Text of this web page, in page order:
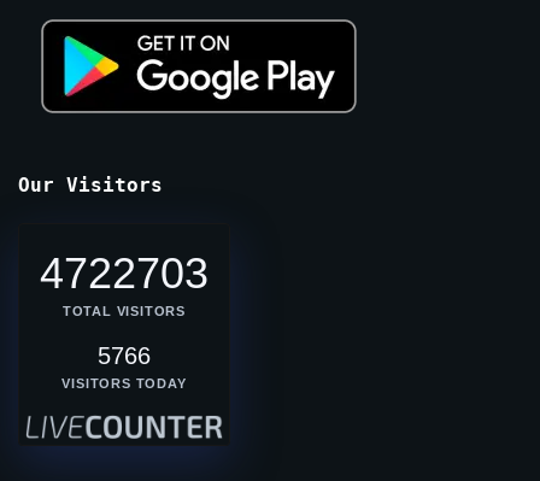
Our Visitors
4722703
TOTAL VISITORS
5766
VISITORS TODAY